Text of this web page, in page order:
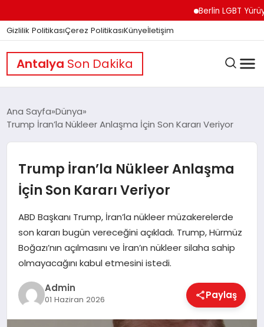
Berlin LGBT
Gizlilik PolitikasıÇerez PolitikasıKünyeİletişim
Antalya Son Dakika
GÜNDEM
DÜNYA
EĞITIM
EKONOMI
Ana Sayfa Dünya
Trump İran’la Nükleer Anlaşma İçin Son Kararı Veriyor
Trump İran’la Nükleer Anlaşma
İçin Son Kararı Veriyor
ABD Başkanı Trump, İran’la nükleer müzakerelerde
son kararı bugün vereceğini açıkladı. Trump, Hürmüz
Boğazı’nın açılmasını ve İran’ın nükleer silaha sahip
olmayacağını kabul etmesini istedi.
Admin
01 Haziran 2026 Paylaş